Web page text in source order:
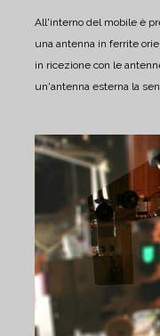
All'interno del mobile è
una antenna in ferrite
in ricezione con le
un'antenna esterna la